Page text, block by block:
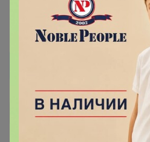
Члены клуба
kateeena
Кандидат в магистры